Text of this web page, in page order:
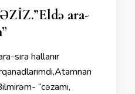
ara-
sıra hallanır
“cəzamı,